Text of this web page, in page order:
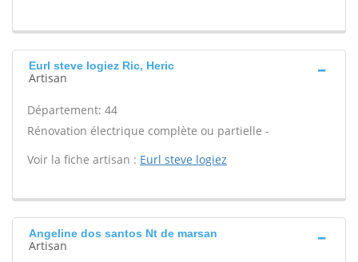
Eurl steve logiez Ric, Heric
Artisan
Département: 44
Rénovation électrique complète ou partielle -
Voir la fiche artisan : Eurl steve logiez
Angeline dos santos Nt de marsan
Artisan